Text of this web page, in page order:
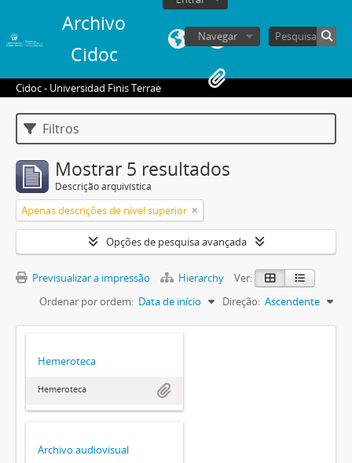
Archivo
Cidoc
Navegar
Cidoc - Universidad Finis Terrae
Filtros
Mostrar 5 resultados
Descrição arquivística
Apenas descrições de nível superior
Opções de pesquisa avançada
Previsualizar a impressão Hierarchy
Ver:
Ordenar por ordem: Data de início Direção: Ascendente
Hemeroteca
Hemeroteca
Archivo audiovisual